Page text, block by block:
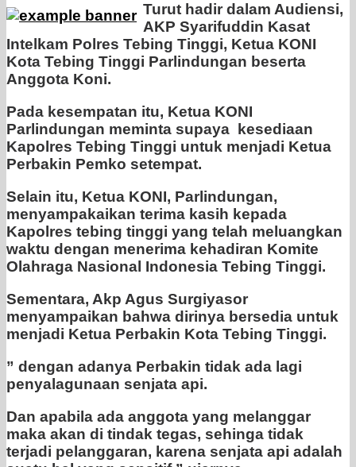
Turut hadir dalam Audiensi,
AKP Syarifuddin Kasat
Intelkam Polres Tebing Tinggi, Ketua KONI
Kota Tebing Tinggi Parlindungan beserta
Anggota Koni.
Pada kesempatan itu, Ketua KONI
Parlindungan meminta supaya kesediaan
Kapolres Tebing Tinggi untuk menjadi Ketua
Perbakin Pemko setempat.
Selain itu, Ketua KONI, Parlindungan,
menyampakaikan terima kasih kepada
Kapolres tebing tinggi yang telah meluangkan
waktu dengan menerima kehadiran Komite
Olahraga Nasional Indonesia Tebing Tinggi.
Sementara, Akp Agus Surgiyasor
menyampaikan bahwa dirinya bersedia untuk
menjadi Ketua Perbakin Kota Tebing Tinggi.
” dengan adanya Perbakin tidak ada lagi
penyalagunaan senjata api.
Dan apabila ada anggota yang melanggar
maka akan di tindak tegas, sehinga tidak
terjadi pelanggaran, karena senjata api adalah